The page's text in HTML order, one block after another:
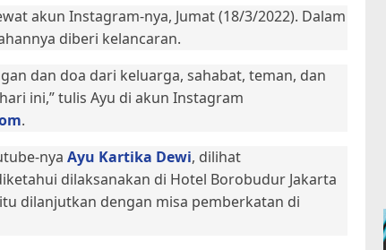
akun Instagram-nya, Jumat (18/3/2022). Dalam
diberi kelancaran.
dan doa dari keluarga, sahabat, teman, dan
ini,” tulis Ayu di akun Instagram
.
nya Ayu Kartika Dewi, dilihat
dilaksanakan di Hotel Borobudur Jakarta
dilanjutkan dengan misa pemberkatan di